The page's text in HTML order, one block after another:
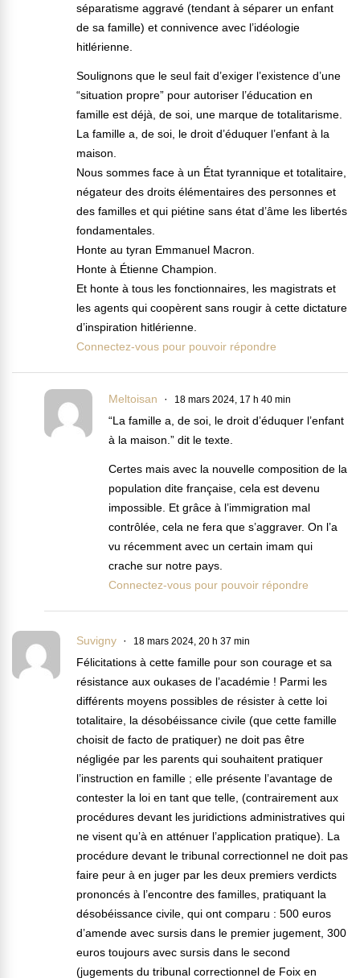
séparatisme aggravé (tendant à séparer un enfant
de sa famille) et connivence avec l’idéologie
hitlérienne.
Soulignons que le seul fait d’exiger l’existence d’une
“situation propre” pour autoriser l’éducation en
famille est déjà, de soi, une marque de totalitarisme.
La famille a, de soi, le droit d’éduquer l’enfant à la
maison.
Nous sommes face à un État tyrannique et totalitaire,
négateur des droits élémentaires des personnes et
des familles et qui piétine sans état d’âme les libertés
fondamentales.
Honte au tyran Emmanuel Macron.
Honte à Étienne Champion.
Et honte à tous les fonctionnaires, les magistrats et
les agents qui coopèrent sans rougir à cette dictature
d’inspiration hitlérienne.
Connectez-vous pour pouvoir répondre
Meltoisan 18 mars 2024, 17 h 40 min
“La famille a, de soi, le droit d’éduquer l’enfant
à la maison.” dit le texte.
Certes mais avec la nouvelle composition de la
population dite française, cela est devenu
impossible. Et grâce à l’immigration mal
contrôlée, cela ne fera que s’aggraver. On l’a
vu récemment avec un certain imam qui
crache sur notre pays.
Connectez-vous pour pouvoir répondre
Suvigny 18 mars 2024, 20 h 37 min
Félicitations à cette famille pour son courage et sa
résistance aux oukases de l’académie ! Parmi les
différents moyens possibles de résister à cette loi
totalitaire, la désobéissance civile (que cette famille
choisit de facto de pratiquer) ne doit pas être
négligée par les parents qui souhaitent pratiquer
l’instruction en famille ; elle présente l’avantage de
contester la loi en tant que telle, (contrairement aux
procédures devant les juridictions administratives qui
ne visent qu’à en atténuer l’application pratique). La
procédure devant le tribunal correctionnel ne doit pas
faire peur à en juger par les deux premiers verdicts
prononcés à l’encontre des familles, pratiquant la
désobéissance civile, qui ont comparu : 500 euros
d’amende avec sursis dans le premier jugement, 300
euros toujours avec sursis dans le second
(jugements du tribunal correctionnel de Foix en